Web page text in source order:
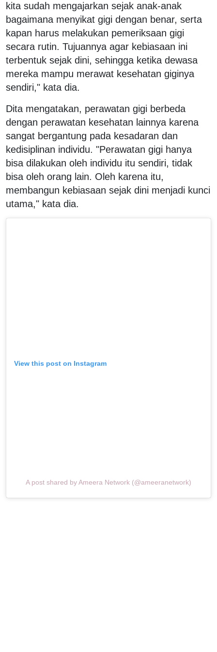
kita sudah mengajarkan sejak anak-anak
bagaimana menyikat gigi dengan benar, serta
kapan harus melakukan pemeriksaan gigi
secara rutin. Tujuannya agar kebiasaan ini
terbentuk sejak dini, sehingga ketika dewasa
mereka mampu merawat kesehatan giginya
sendiri," kata dia.
Dita mengatakan, perawatan gigi berbeda
dengan perawatan kesehatan lainnya karena
sangat bergantung pada kesadaran dan
kedisiplinan individu. "Perawatan gigi hanya
bisa dilakukan oleh individu itu sendiri, tidak
bisa oleh orang lain. Oleh karena itu,
membangun kebiasaan sejak dini menjadi kunci
utama," kata dia.
View this post on Instagram
A post shared by Ameera Network (@ameeranetwork)